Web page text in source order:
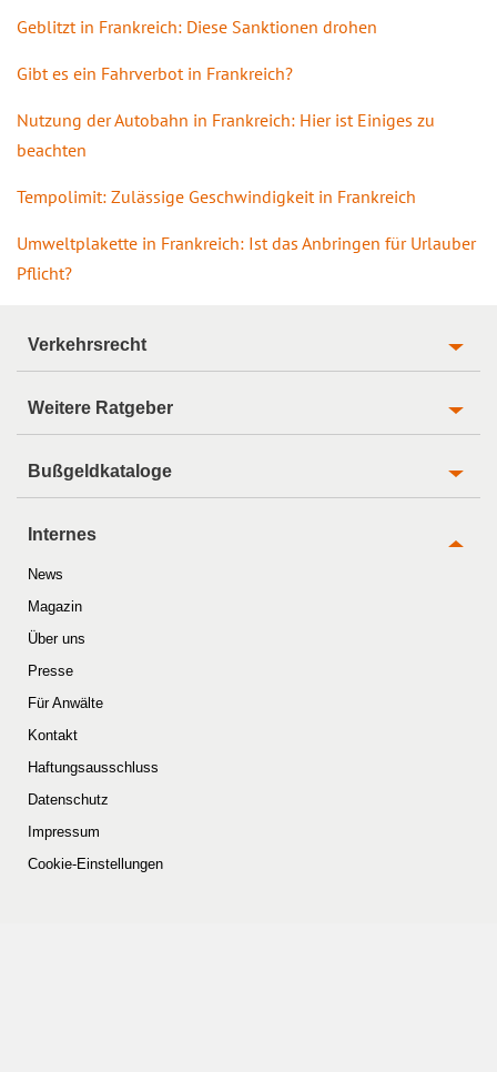
Geblitzt in Frankreich: Diese Sanktionen drohen
Gibt es ein Fahrverbot in Frankreich?
Nutzung der Autobahn in Frankreich: Hier ist Einiges zu
beachten
Tempolimit: Zulässige Geschwindigkeit in Frankreich
Umweltplakette in Frankreich: Ist das Anbringen für Urlauber
Pflicht?
Verkehrsrecht
Weitere Ratgeber
Bußgeldkataloge
Internes
News
Magazin
Über uns
Presse
Für Anwälte
Kontakt
Haftungsausschluss
Datenschutz
Impressum
Cookie-Einstellungen